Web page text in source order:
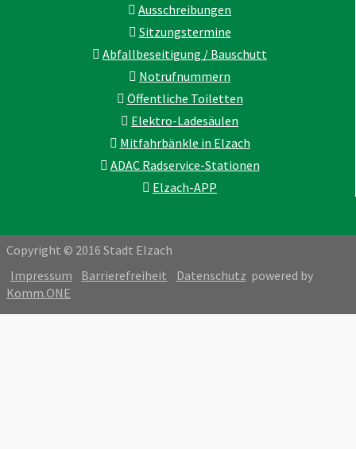
Ausschreibungen
Sitzungstermine
Abfallbeseitigung / Bauschutt
Notrufnummern
Öffentliche Toiletten
Elektro-Ladesäulen
Mitfahrbänkle in Elzach
ADAC Radservice-Stationen
Elzach-APP
Copyright © 2016 Stadt Elzach
Impressum
Barrierefreiheit Datenschutz powered by
Komm.ONE